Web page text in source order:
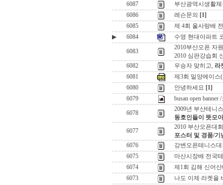
6087
부산광역시생활
6086
레슨문의 [1]
6085
제 4회 울사랑배
▶
6084 수영 현대아파트
6083
2010부산오픈 자
2010 심판강습회
6082
우승자 맞히고, 라
6081
제3회 밀양에이스
6080
안녕하세요 [1]
6079
busan open
6078
2009년 부산테니
동호인들이 뜻모
6077
2010 부산오픈대회
포스터 및 경품/기
6076
강변오픈테니스
6075
마산시장배 전국
6074
제1회 김해 신어
6073
나도 이제 라켓을